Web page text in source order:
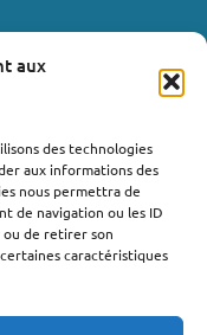
aux
des technologies
aux informations des
nous permettra de
de navigation ou les ID
ou de retirer son
caractéristiques
?